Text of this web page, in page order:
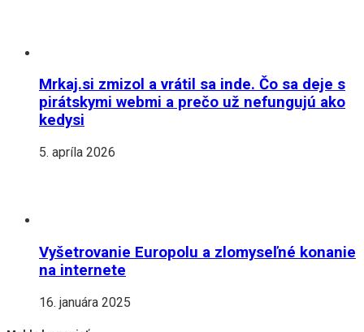
Mrkaj.si zmizol a vrátil sa inde. Čo sa deje s
pirátskymi webmi a prečo už nefungujú ako
kedysi
5. apríla 2026
Vyšetrovanie Europolu a zlomyseľné konanie
na internete
16. januára 2025